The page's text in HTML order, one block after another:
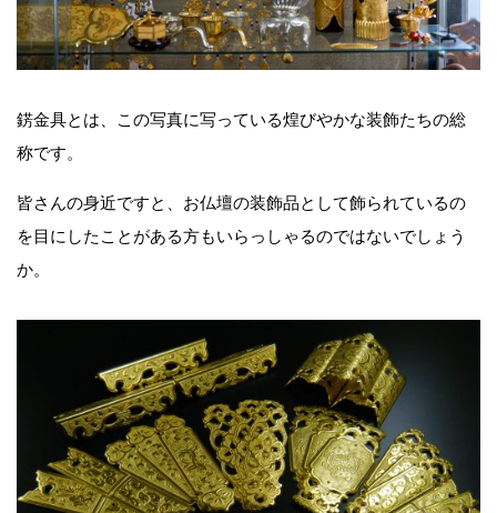
錺金具とは、この写真に写っている煌びやかな装飾たちの総
称です。
皆さんの身近ですと、お仏壇の装飾品として飾られているの
を目にしたことがある方もいらっしゃるのではないでしょう
か。